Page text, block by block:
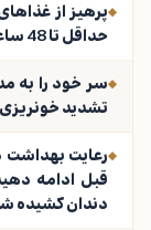
پرهیز از
حداقل تا 48 ساعت اول، غذاهای نرم و آبکی بخورید.
سر خود را به
تشدید
رعایت بهداشت
قبل ادامه
دندان کشیده